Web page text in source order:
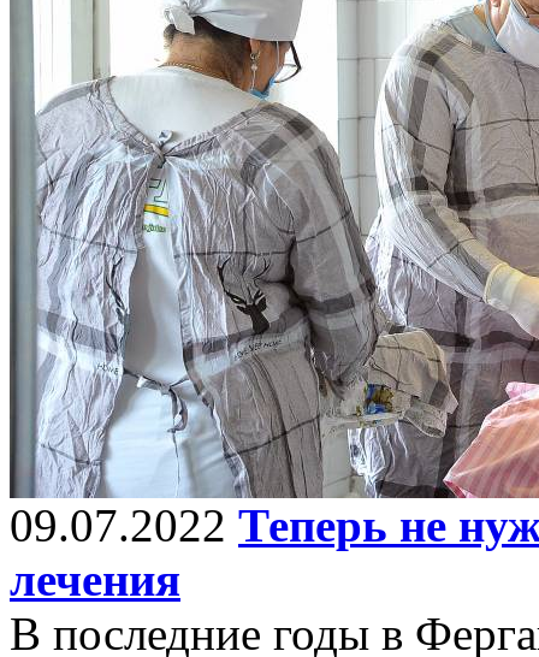
09.07.2022 Теперь не
лечения
В последние годы в